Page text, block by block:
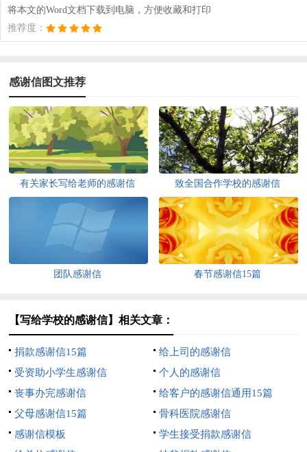
将本文的Word文档下载到电脑，方便收藏和打印
推荐度：
感谢信图文推荐
有关家长写给老师的感谢信 致全国合作学校的感谢信
团队感谢信 春节感谢信15篇
【写给学校的感谢信】相关文章：
捐款感谢信15篇
给上司的感谢信
受资助小学生感谢信
个人的感谢信
丧事办完感谢信
给客户的感谢信通用15篇
父母感谢信15篇
骨科医院感谢信
感谢信模板
学生接受捐款感谢信